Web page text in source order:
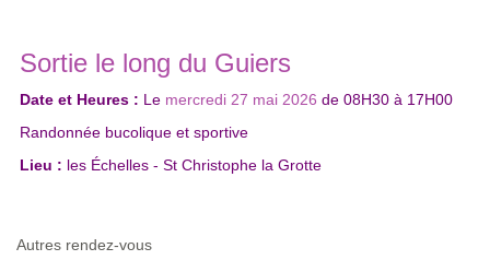
Sortie le long du Guiers
Date et Heures : Le mercredi 27 mai 2026 de 08H30 à 17H00
Randonnée bucolique et sportive
Lieu : les Échelles - St Christophe la Grotte
Autres rendez-vous